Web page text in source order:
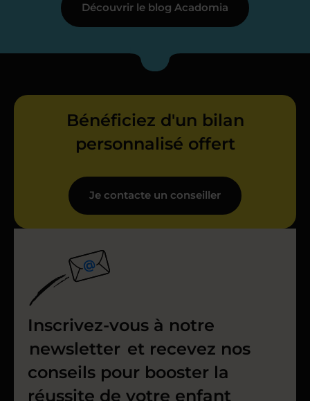
Découvrir le blog Acadomia
Bénéficiez d'un bilan
personnalisé offert
Je contacte un conseiller
Inscrivez-vous à notre
newsletter et recevez nos
conseils pour booster la
réussite de votre enfant